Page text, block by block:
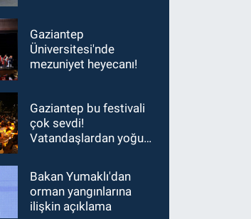
Gaziantep
Üniversitesi'nde
mezuniyet heyecanı!
Gaziantep bu festivali
çok sevdi!
Vatandaşlardan yoğun
Bakan Yumaklı'dan
orman yangınlarına
ilişkin açıklama